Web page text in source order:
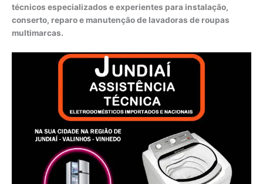
técnicos especializados e experientes para instalação,
conserto, reparo e manutenção de lavadoras de roupas
multimarcas.